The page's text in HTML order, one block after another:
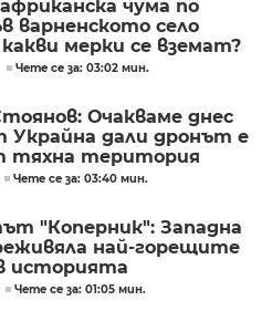
чума по
варненското село
какви мерки се вземат?
Чете се за: 03:02 мин.
Очакваме днес
Украйна дали дронът е
тяхна територия
Чете се за: 03:40 мин.
"Коперник": Западна
най-горещите
историята
Чете се за: 01:05 мин.